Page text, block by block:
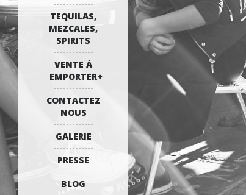
TEQUILAS,
MEZCALES,
SPIRITS
VENTE À
EMPORTER
CONTACTEZ
NOUS
GALERIE
PRESSE
BLOG